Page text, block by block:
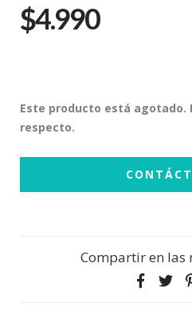
$4.990
Este producto está agotado.
respecto.
Compartir en las